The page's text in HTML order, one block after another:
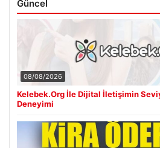
Güncel
08/08/2026
Kelebek.Org İle Dijital İletişimin
Deneyimi